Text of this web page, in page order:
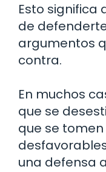
Esto significa
de
argumentos
contra.
En muchos
que se
que se
una defensa